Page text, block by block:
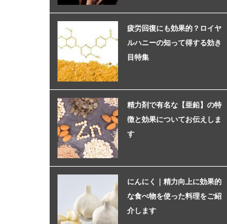
疲労回復にも効果的？ロイヤ
ルハニーの知って得する効き
目特集
精力剤で有名な【亜鉛】の特
徴と効果についてお伝えしま
す
にんにく｜精力向上に効果的
な食べ物を使った料理をご紹
介します